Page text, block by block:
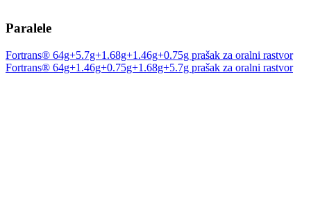
Paralele
Fortrans® 64g+5.7g+1.68g+1.46g+0.75g prašak za oralni rastvor
Fortrans® 64g+1.46g+0.75g+1.68g+5.7g prašak za oralni rastvor